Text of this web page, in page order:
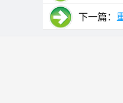
下一篇：